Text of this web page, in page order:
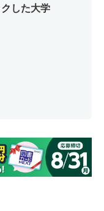
した大学